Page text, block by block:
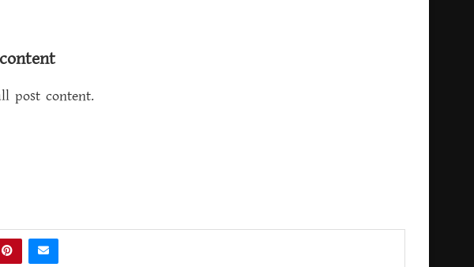
post content.